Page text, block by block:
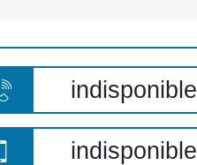
indisponible
indisponible